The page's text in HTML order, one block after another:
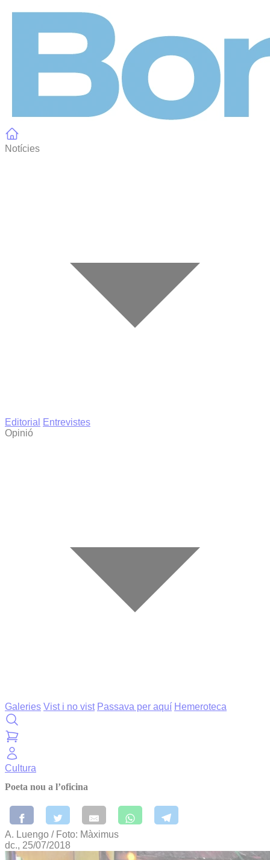
Notícies
Editorial
Entrevistes
Opinió
Galeries Vist i no vist Passava per aquí Hemeroteca
Cultura
Poeta nou a l’oficina
A. Luengo / Foto: Màximus
dc., 25/07/2018